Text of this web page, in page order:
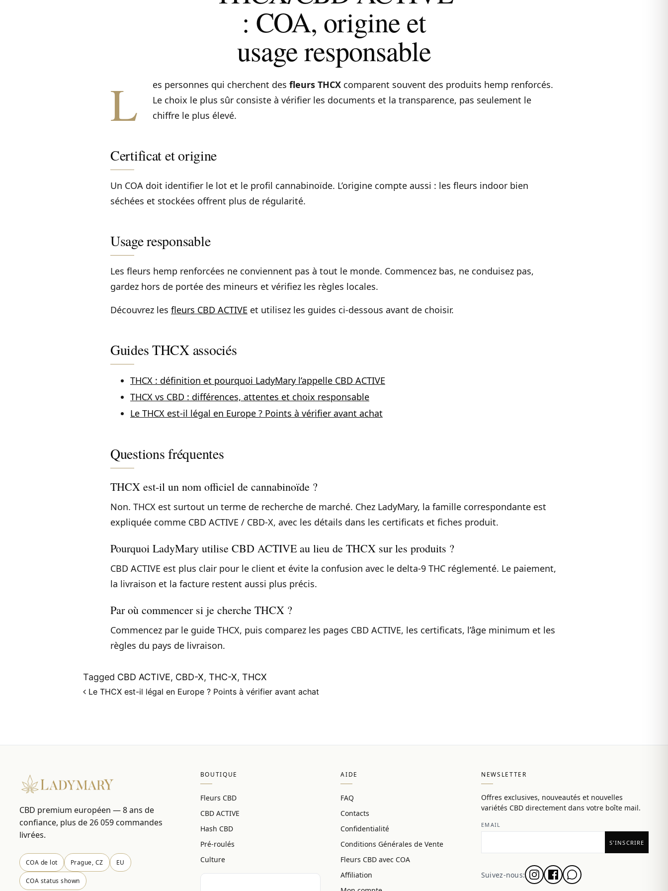
: COA, origine et
usage responsable
L es personnes qui cherchent desfleurs THCX comparent souvent des produits hemp renforcés.
Le choix le plus sûr consiste à vérifier les documents et la transparence, pas seulement le
chiffre le plus élevé.
Certificat et origine
Un COA doit identifier le lot et le profil cannabinoïde. L’origine compte aussi : les fleurs indoor bien
séchées et stockées offrent plus de régularité.
Usage responsable
Les fleurs hemp renforcées ne conviennent pas à tout le monde. Commencez bas, ne conduisez pas,
gardez hors de portée des mineurs et vérifiez les règles locales.
Découvrez les fleurs CBD ACTIVE et utilisez les guides ci-dessous avant de choisir.
Guides THCX associés
THCX : définition et pourquoi LadyMary l’appelle CBD ACTIVE
THCX vs CBD : différences, attentes et choix responsable
Le THCX est-il légal en Europe ? Points à vérifier avant achat
Questions fréquentes
THCX est-il un nom officiel de cannabinoïde ?
Non. THCX est surtout un terme de recherche de marché. Chez LadyMary, la famille correspondante est
expliquée comme CBD ACTIVE / CBD-X, avec les détails dans les certificats et fiches produit.
Pourquoi LadyMary utilise CBD ACTIVE au lieu de THCX sur les produits ?
CBD ACTIVE est plus clair pour le client et évite la confusion avec le delta-9 THC réglementé. Le paiement,
la livraison et la facture restent aussi plus précis.
Par où commencer si je cherche THCX ?
Commencez par le guide THCX, puis comparez les pages CBD ACTIVE, les certificats, l’âge minimum et les
règles du pays de livraison.
Tagged CBD ACTIVE, CBD-X, THC-X, THCX
Post navigation
Le THCX est-il légal en Europe ? Points à vérifier avant achat
CBD premium européen — 8 ans de
confiance, plus de 26 059 commandes
livrées.
COA de lot Prague, CZ EU
COA status shown
BOUTIQUE
Fleurs CBD
CBD ACTIVE
Hash CBD
Pré-roulés
Culture
AIDE
FAQ
Contacts
Confidentialité
Conditions Générales de Vente
Fleurs CBD avec COA
Affiliation
NEWSLETTER
Offres exclusives, nouveautés et nouvelles
variétés CBD directement dans votre boîte mail.
EMAIL
Suivez-nous: